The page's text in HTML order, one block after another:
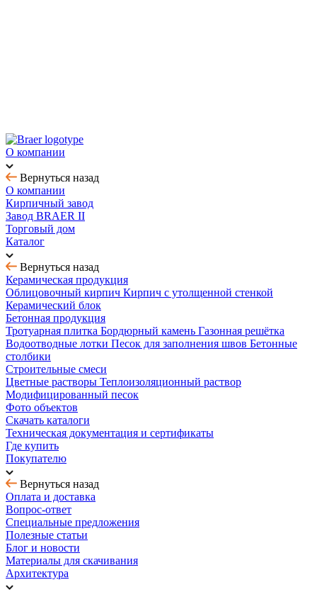
О компании
Вернуться назад
О компании
Кирпичный завод
Завод BRAER II
Торговый дом
Каталог
Вернуться назад
Керамическая продукция
Облицовочный кирпич Кирпич с утолщенной стенкой
Керамический блок
Бетонная продукция
Тротуарная плитка Бордюрный камень Газонная решётка
Водоотводные лотки Песок для заполнения швов Бетонные
столбики
Строительные смеси
Цветные растворы Теплоизоляционный раствор
Модифицированный песок
Фото объектов
Скачать каталоги
Техническая документация и сертификаты
Где купить
Покупателю
Вернуться назад
Оплата и доставка
Вопрос-ответ
Специальные предложения
Полезные статьи
Блог и новости
Материалы для скачивания
Архитектура